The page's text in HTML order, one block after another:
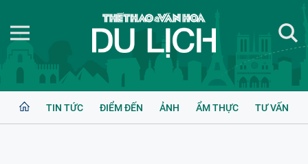
TIN TỨC ĐIỂM ĐẾN ẢNH ẨM THỰC TƯ VẤN